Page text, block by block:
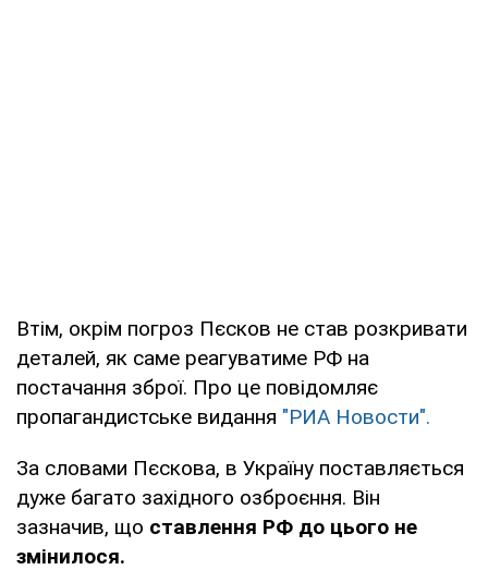
Втім, окрім погроз Пєсков не став розкривати
деталей, як саме реагуватиме РФ на
постачання зброї. Про це повідомляє
пропагандистське видання "РИА Новости".
За словами Пєскова, в Україну поставляється
дуже багато західного озброєння. Він
зазначив, що ставлення РФ до цього не
змінилося.